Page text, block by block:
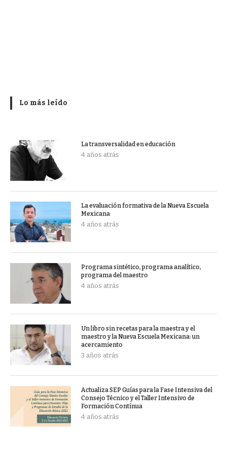
Lo más leído
La transversalidad en educación
4 años atrás
La evaluación formativa de la Nueva Escuela
Mexicana
4 años atrás
Programa sintético, programa analítico,
programa del maestro
4 años atrás
Un libro sin recetas para la maestra y el
maestro y la Nueva Escuela Mexicana: un
acercamiento
3 años atrás
Actualiza SEP Guías para la Fase Intensiva del
Consejo Técnico y el Taller Intensivo de
Formación Contínua
4 años atrás